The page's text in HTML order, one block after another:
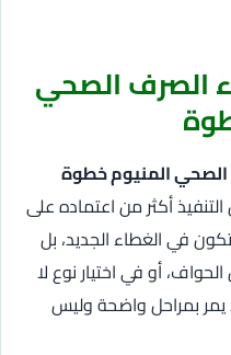
الصرف الصحي
المنيوم خطوة
أكثر من اعتماده على
في الغطاء الجديد، بل
أو في اختيار نوع لا
يمر بمراحل واضحة وليس